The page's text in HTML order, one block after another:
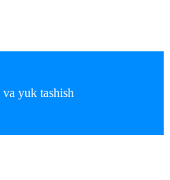
yuk tashish